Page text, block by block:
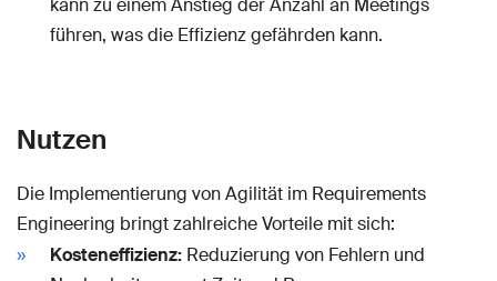
kann zu einem Anstieg der Anzahl an Meetings
führen, was die Effizienz gefährden kann.
Nutzen
Die Implementierung von Agilität im Requirements
Engineering bringt zahlreiche Vorteile mit sich:
Kosteneffizienz: Reduzierung von Fehlern und